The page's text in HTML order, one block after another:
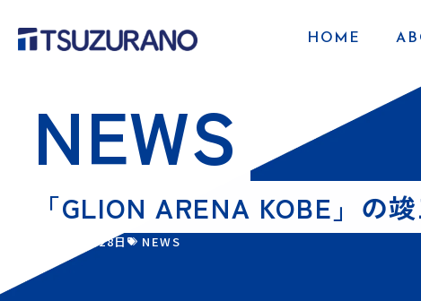
HOME
NEWS
「GLION ARENA KOBE」の
2025年3月28日 NEWS